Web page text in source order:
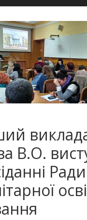
В.О.